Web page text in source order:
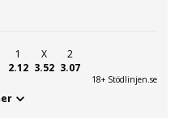
1
2.12
X
3.52
2
3.07
18+ Stödlinjen.se